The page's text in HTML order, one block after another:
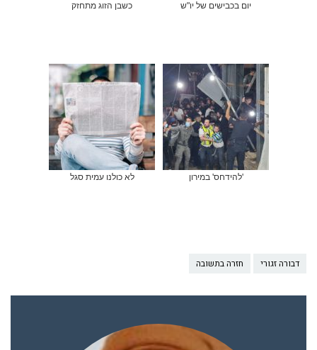
יום בכבישים של יו"ש כשבן הזוג מתחזק
'להידחס' במירון לא כולנו עמית סגל
דבורה זגורי חזרה בתשובה